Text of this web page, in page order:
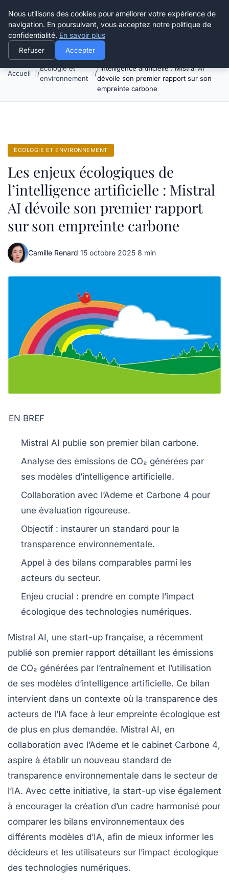
Happy Calyx Farmer
Accueil
Écologie et
environnement
Les enjeux écologiques de
l’intelligence artificielle : Mistral AI
dévoile son premier rapport sur son
empreinte carbone
ÉCOLOGIE ET ENVIRONNEMENT
Les enjeux écologiques de
l’intelligence artificielle : Mistral
AI dévoile son premier rapport
sur son empreinte carbone
Camille Renard·15 octobre 2025·8 min
EN BREF
Mistral AI publie son premier bilan carbone.
Analyse des émissions de CO₂ générées par
ses modèles d’intelligence artificielle.
Collaboration avec l’Ademe et Carbone 4 pour
une évaluation rigoureuse.
Objectif : instaurer un standard pour la
transparence environnementale.
Appel à des bilans comparables parmi les
acteurs du secteur.
Enjeu crucial : prendre en compte l’impact
écologique des technologies numériques.
Mistral AI, une start-up française, a récemment
publié son premier rapport détaillant les émissions
de CO₂ générées par l’entraînement et l’utilisation
de ses modèles d’intelligence artificielle. Ce bilan
intervient dans un contexte où la transparence des
acteurs de l’IA face à leur empreinte écologique est
de plus en plus demandée. Mistral AI, en
collaboration avec l’Ademe et le cabinet Carbone 4,
aspire à établir un nouveau standard de
transparence environnementale dans le secteur de
l’IA. Avec cette initiative, la start-up vise également
à encourager la création d’un cadre harmonisé pour
comparer les bilans environnementaux des
différents modèles d’IA, afin de mieux informer les
décideurs et les utilisateurs sur l’impact écologique
des technologies numériques.
Nous utilisons des cookies pour améliorer votre expérience de
navigation. En poursuivant, vous acceptez notre politique de
confidentialité. En savoir plus
Refuser Accepter